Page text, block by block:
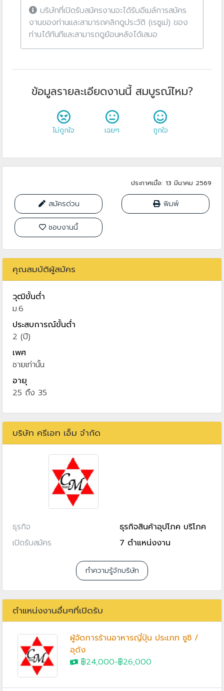
บริษัทที่เปิดรับสมัครงานจะได้รับอีเมล์การสมัคร
งานของท่านและสามารถคลิกดูประวัติ (เรซูเม่) ของ
ท่านได้ทันทีและสามารถดูย้อนหลังได้เสมอ
ข้อมูลรายละเอียดงานนี้ สมบูรณ์ไหม?
ไม่ถูกใจ เฉยๆ ถูกใจ
ประกาศเมื่อ: 13 มีนาคม 2569
สมัครด่วน
ชอบงานนี้
พิมพ์
คุณสมบัติผู้สมัคร
วุฒิขั้นต่ำ
ม.6
ประสบการณ์ขั้นต่ำ
2 (ปี)
เพศ
ชายเท่านั้น
อายุ
25 ถึง 35
บริษัท ครีเอท เอ็ม จำกัด
ธุรกิจ
ธุรกิจสินค้าอุปโภค บริโภค
เปิดรับสมัคร
7 ตำแหน่งงาน
ทำความรู้จักบริษัท
ตำแหน่งงานอื่นๆที่เปิดรับ
ผู้จัดการร้านอาหารญี่ปุ่น ประเภท ซูชิ /
อุด้ง
฿24,000-฿26,000